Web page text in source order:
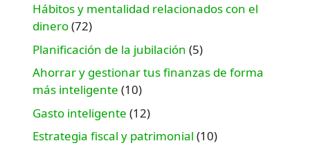
Hábitos y mentalidad relacionados con el
dinero(72)
Planificación de la jubilación (5)
Ahorrar y gestionar tus finanzas de forma
más inteligente (10)
Gasto inteligente (12)
Estrategia fiscal y patrimonial (10)